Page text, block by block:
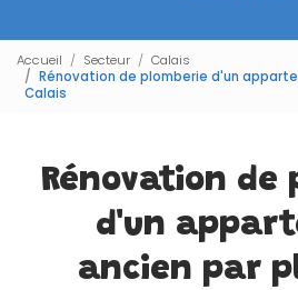
Accueil Secteur
Calais
Rénovation de plomberie d'un
Calais
Rénovation de
d'un
ancien par